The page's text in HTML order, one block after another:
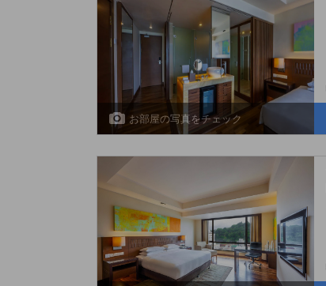
お部屋の写真をチェック